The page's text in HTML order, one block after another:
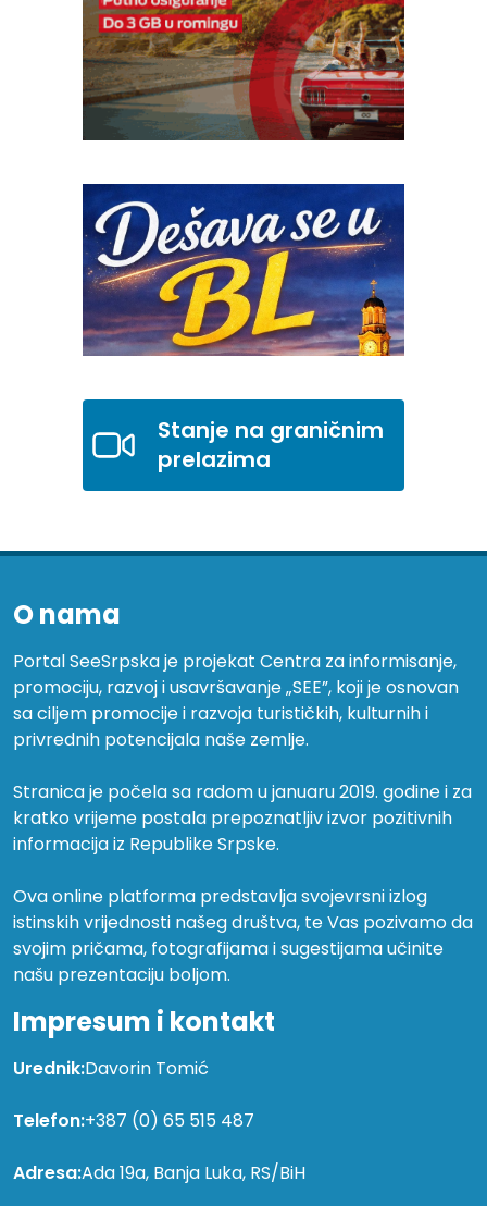
Stanje na graničnim
prelazima
O nama
Portal SeeSrpska je projekat Centra za informisanje,
promociju, razvoj i usavršavanje „SEE”, koji je osnovan
sa ciljem promocije i razvoja turističkih, kulturnih i
privrednih potencijala naše zemlje.
Stranica je počela sa radom u januaru 2019. godine i za
kratko vrijeme postala prepoznatljiv izvor pozitivnih
informacija iz Republike Srpske.
Ova online platforma predstavlja svojevrsni izlog
istinskih vrijednosti našeg društva, te Vas pozivamo da
svojim pričama, fotografijama i sugestijama učinite
našu prezentaciju boljom.
Impresum i kontakt
Urednik:Davorin Tomić
Telefon:+387 (0) 65 515 487
Adresa:Ada 19a, Banja Luka, RS/BiH